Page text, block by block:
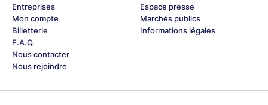
Entreprises
Mon compte
Billetterie
F.A.Q.
Nous contacter
Nous rejoindre
Espace presse
Marchés publics
Informations légales